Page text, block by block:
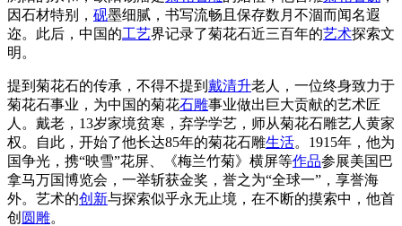
因石材特别， 砚墨细腻，书写流畅且保存数月不涸而闻名遐
迩。此后，中国的工艺界记录了菊花石近三百年的艺术探索文
明。
提到菊花石的传承，不得不提到 戴清升老人，一位终身致力于
菊花石事业，为中国的菊花石雕事业做出巨大贡献的艺术匠
人。戴老，13岁家境贫寒，弃学学艺，师从菊花石雕艺人黄家
权。自此，开始了他长达85年的菊花石雕生活。1915年，他为
国争光，携“映雪”花屏、《梅兰竹菊》横屏等作品参展美国巴
拿马万国博览会，一举斩获金奖，誉之为“全球一”，享誉海
外。艺术的创新与探索似乎永无止境，在不断的摸索中，他首
创 圆雕。